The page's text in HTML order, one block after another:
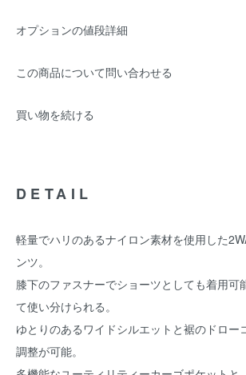
オプションの値段詳細
この商品について問い合わせる
買い物を続ける
DETAIL
軽量でハリのあるナイロン素材を使用した
ンツ。
膝下のファスナーでショーツとしても着用可
て使い分けられる。
ゆとりのあるワイドシルエットと裾のドロー
調整が可能。